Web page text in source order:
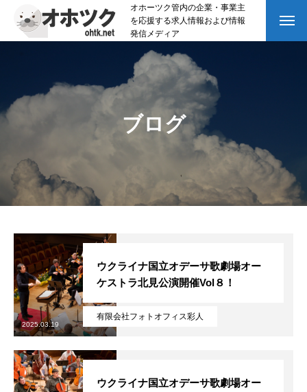
オホーツク管内の企業・事業主
を応援する求人情報および情報
発信メディア
ブログ
有限会社フォトオフィス彩人
ウクライナ国立オデーサ歌劇場オー
ケストラ北見公演開催Vol８！
2025.03.19
ウクライナ国立オデーサ歌劇場オー